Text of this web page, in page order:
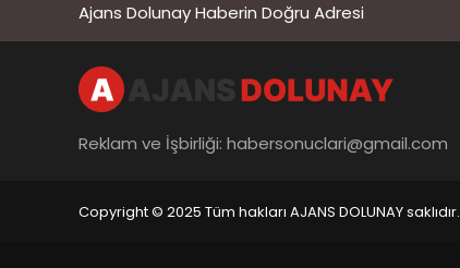
Ajans Dolunay Haberin Doğru Adresi
Reklam ve İşbirliği: habersonuclari@gmail.com
Copyright © 2025 Tüm hakları AJANS DOLUNAY saklıdır.